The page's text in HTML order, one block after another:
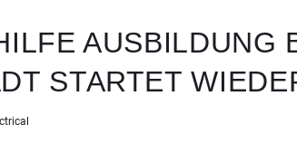
AUSBILDUNG
STARTET